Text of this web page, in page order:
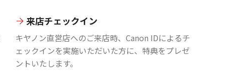
来店チェックイン
キヤノン直営店へのご来店時、Canon IDによるチ
ェックインを実施いただいた方に、特典をプレゼ
ントいたします。